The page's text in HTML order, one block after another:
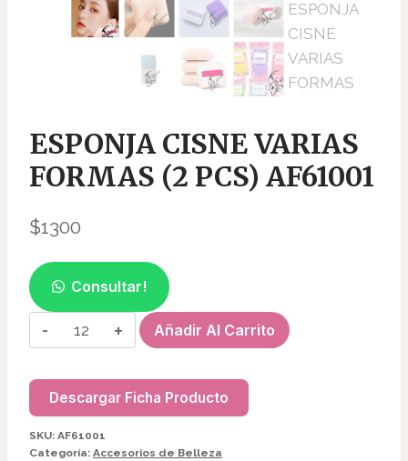
ESPONJA CISNE VARIAS
FORMAS (2 PCS) AF61001
$1300
Consultar!
ESPONJA
CISNE
FORMAS
(2
PCS)
Añadir Al Carrito
Descargar Ficha Producto
SKU: AF61001
Categoría: Accesorios de Belleza